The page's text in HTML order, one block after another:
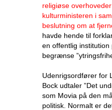
religiøse
kulturministeren i
beslutning om at
havde hende til
en offentlig institution
begrænse
Udenrigsordfører for
Bock udtaler ”Det
som Movia på den
politisk. Normalt er